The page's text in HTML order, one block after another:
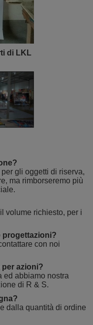
di LKL
gli oggetti di riserva,
ma rimborseremo più
volume richiesto, per i
progettazioni?
con noi
azioni?
ed abbiamo nostra
di R & S.
dalla quantità di ordine